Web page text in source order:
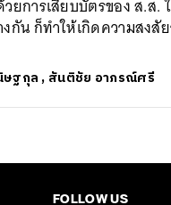
ยการเสียบบัตรของ ส.ส.
น ก็ทำให้เกิดความสงสัย
ฐกุล , สันติชัย อาภรณ์ศรี
FOLLOW US